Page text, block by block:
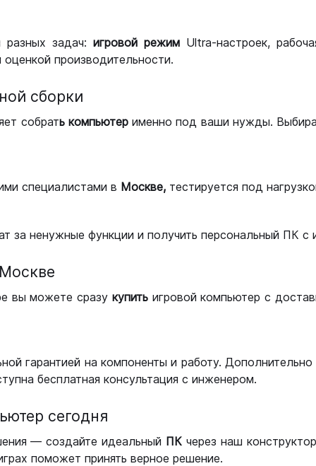
задач:игровой режим Ultra-настроек,
производительности.
сборки
собрать компьютерименно под ваши нужды.
специалистами в Москве, тестируется под
за ненужные функции и получить персональный ПК
вы можете сразу купитьигровой компьютер с
гарантией на компоненты и работу.
бесплатная консультация с инженером.
сегодня
— создайте идеальный ПК через наш
поможет принять верное решение.